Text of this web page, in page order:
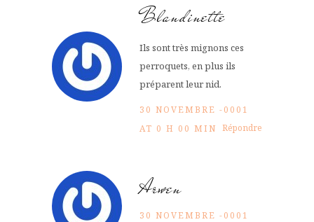
Blandinette
Ils sont très mignons ces
perroquets, en plus ils
préparent leur nid.
30 NOVEMBRE -0001
AT 0 H 00 MIN Répondre
Arwen
30 NOVEMBRE -0001